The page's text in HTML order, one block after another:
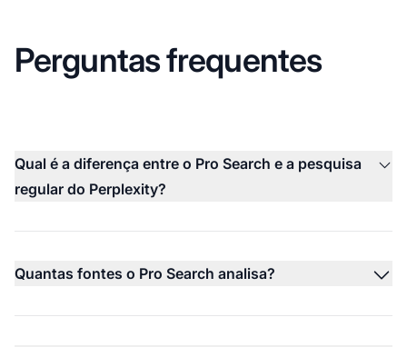
Perguntas frequentes
Qual é a diferença entre o Pro Search e a pesquisa
regular do Perplexity?
Quantas fontes o Pro Search analisa?